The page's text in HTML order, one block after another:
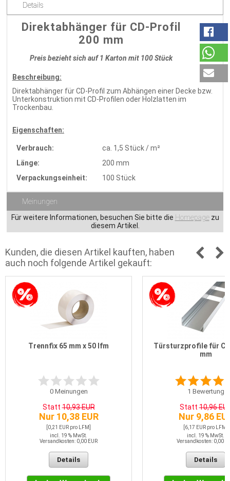
Details
Direktabhänger für CD-Profil
200 mm
Preis bezieht sich auf 1 Karton mit 100 Stück
Beschreibung:
Direktabhänger für CD-Profil zum Abhängen einer Decke bzw.
Unterkonstruktion mit CD-Profilen oder Holzlatten im
Trockenbau.
Eigenschaften:
Verbrauch:
ca. 1,5 Stück / m²
Länge:
200 mm
Verpackungseinheit:
100 Stück
Meinungen
Für weitere Informationen, besuchen Sie bitte die Homepagezu
diesem Artikel.
Kunden, die diesen Artikel kauften, haben
auch noch folgende Artikel gekauft:
Trennfix 65 mm x 50 lfm
0Meinungen
Statt10,93 EUR
Nur 10,38 EUR
[0,21 EUR pro LFM]
incl. 19 % MwSt.
Versandkosten: 0,00 EUR
Details
Türsturzprofile für
mm
1 Bewertung
Statt10,96
Nur 9,86
[6,17 EUR pro LFM]
incl. 19 % MwSt.
Versandkosten: 0,00
Details